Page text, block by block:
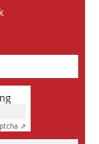
⇗